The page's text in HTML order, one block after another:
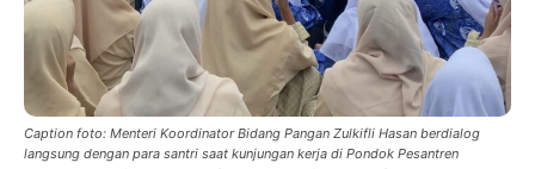
Caption foto: Menteri Koordinator Bidang Pangan Zulkifli Hasan berdialog
langsung dengan para santri saat kunjungan kerja di Pondok Pesantren